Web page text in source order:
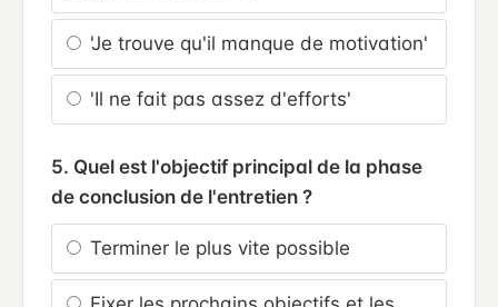
'Je trouve qu'il manque de motivation'
'Il ne fait pas assez d'efforts'
5. Quel est l'objectif principal de la phase
de conclusion de l'entretien ?
Terminer le plus vite possible